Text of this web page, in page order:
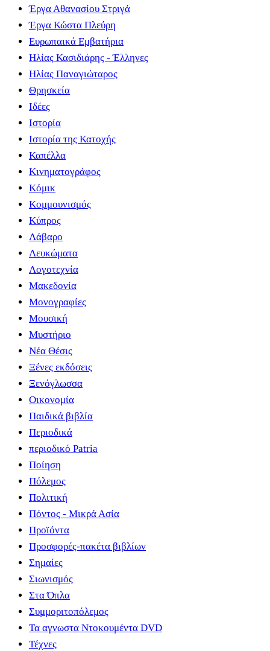
Έργα Αθανασίου Στριγά
Έργα Κώστα Πλεύρη
Ευρωπαικά Εμβατήρια
Ηλίας Κασιδιάρης - Έλληνες
Ηλίας Παναγιώταρος
Θρησκεία
Ιδέες
Ιστορία
Ιστορία της Κατοχής
Καπέλλα
Κινηματογράφος
Κόμικ
Κομμουνισμός
Κύπρος
Λάβαρο
Λευκώματα
Λογοτεχνία
Μακεδονία
Μονογραφίες
Μουσική
Μυστήριο
Νέα Θέσις
Ξένες εκδόσεις
Ξενόγλωσσα
Οικονομία
Παιδικά βιβλία
Περιοδικά
περιοδικό Patria
Ποίηση
Πόλεμος
Πολιτική
Πόντος - Μικρά Ασία
Προϊόντα
Προσφορές-πακέτα βιβλίων
Σημαίες
Σιωνισμός
Στα Όπλα
Συμμοριτοπόλεμος
Τα αγνωστα Ντοκουμέντα DVD
Τέχνες